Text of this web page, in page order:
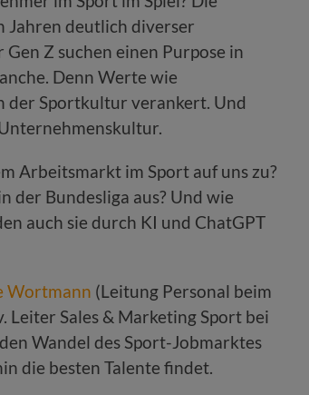
Jahren deutlich diverser
Z suchen einen Purpose in
Denn Werte wie
der Sportkultur verankert. Und
Arbeitsmarkt im Sport auf uns zu?
der Bundesliga aus? Und wie
auch sie durch KI und ChatGPT
Wortmann (Leitung Personal beim
Leiter Sales & Marketing Sport bei
Wandel des Sport-Jobmarktes
die besten Talente findet.